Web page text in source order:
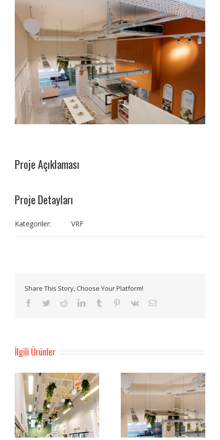
Proje Açıklaması
Proje Detayları
Kategoriler: VRF
Share This Story, Choose Your Platform!
Facebook
TwitterRedditLinkedInTumblr Pinterest
Vk
E-
İlgili Ürünler
Tarsan